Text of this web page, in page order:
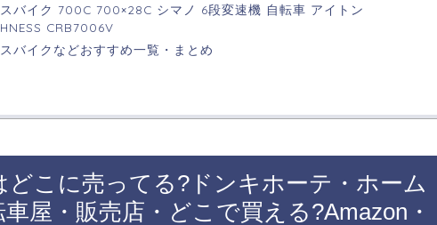
バイク 700C 700×28C シマノ 6段変速機 自転車 アイトン
CRB7006V
バイクなどおすすめ一覧・まとめ
どこに売ってる?ドンキホーテ・ホーム
屋・販売店・どこで買える?Amazon・